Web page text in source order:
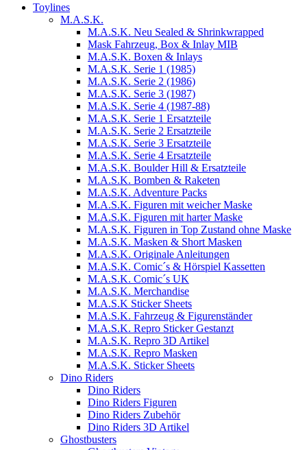
Toylines
M.A.S.K.
M.A.S.K. Neu Sealed & Shrinkwrapped
Mask Fahrzeug, Box & Inlay MIB
M.A.S.K. Boxen & Inlays
M.A.S.K. Serie 1 (1985)
M.A.S.K. Serie 2 (1986)
M.A.S.K. Serie 3 (1987)
M.A.S.K. Serie 4 (1987-88)
M.A.S.K. Serie 1 Ersatzteile
M.A.S.K. Serie 2 Ersatzteile
M.A.S.K. Serie 3 Ersatzteile
M.A.S.K. Serie 4 Ersatzteile
M.A.S.K. Boulder Hill & Ersatzteile
M.A.S.K. Bomben & Raketen
M.A.S.K. Adventure Packs
M.A.S.K. Figuren mit weicher Maske
M.A.S.K. Figuren mit harter Maske
M.A.S.K. Figuren in Top Zustand ohne Maske
M.A.S.K. Masken & Short Masken
M.A.S.K. Originale Anleitungen
M.A.S.K. Comic´s & Hörspiel Kassetten
M.A.S.K. Comic´s UK
M.A.S.K. Merchandise
M.A.S.K Sticker Sheets
M.A.S.K. Fahrzeug & Figurenständer
M.A.S.K. Repro Sticker Gestanzt
M.A.S.K. Repro 3D Artikel
M.A.S.K. Repro Masken
M.A.S.K. Sticker Sheets
Dino Riders
Dino Riders
Dino Riders Figuren
Dino Riders Zubehör
Dino Riders 3D Artikel
Ghostbusters